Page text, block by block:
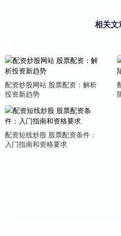
相关文
配资炒股网站 股票配资：解析
投资新趋势
配资短线炒股 股票配资条件：
入门指南和资格要求